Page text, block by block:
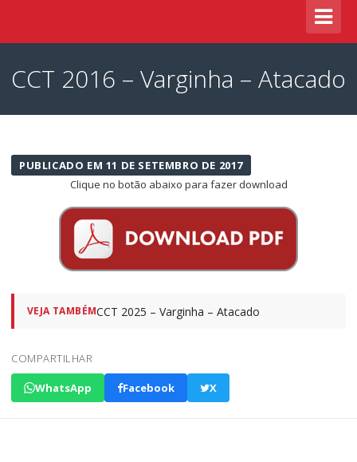
CCT 2016 – Varginha – Atacado
PUBLICADO EM 11 DE SETEMBRO DE 2017
Clique no botão abaixo para fazer download
VEJA TAMBÉMCCT 2025 – Varginha – Atacado
COMPARTILHAR
WhatsApp Facebook X